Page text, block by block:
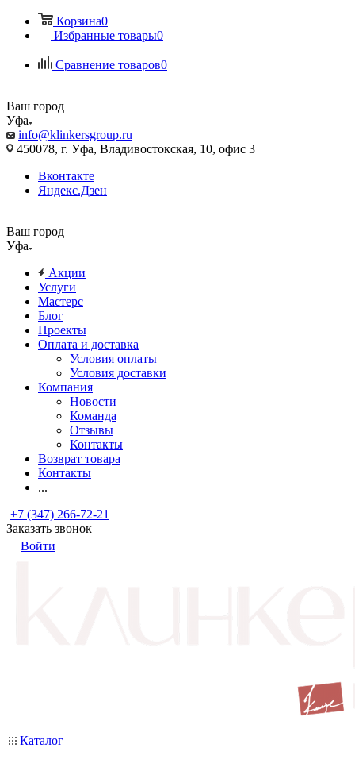
Корзина0
Избранные товары0
Сравнение товаров0
Ваш город
Уфа
info@klinkersgroup.ru
450078, г. Уфа, Владивостокская, 10, офис 3
Вконтакте
Яндекс.Дзен
Ваш город
Уфа
Акции
Услуги
Мастерс
Блог
Проекты
Оплата и доставка
Условия оплаты
Условия доставки
Компания
Новости
Команда
Отзывы
Контакты
Возврат товара
Контакты
...
+7 (347) 266-72-21
Заказать звонок
Войти
Каталог